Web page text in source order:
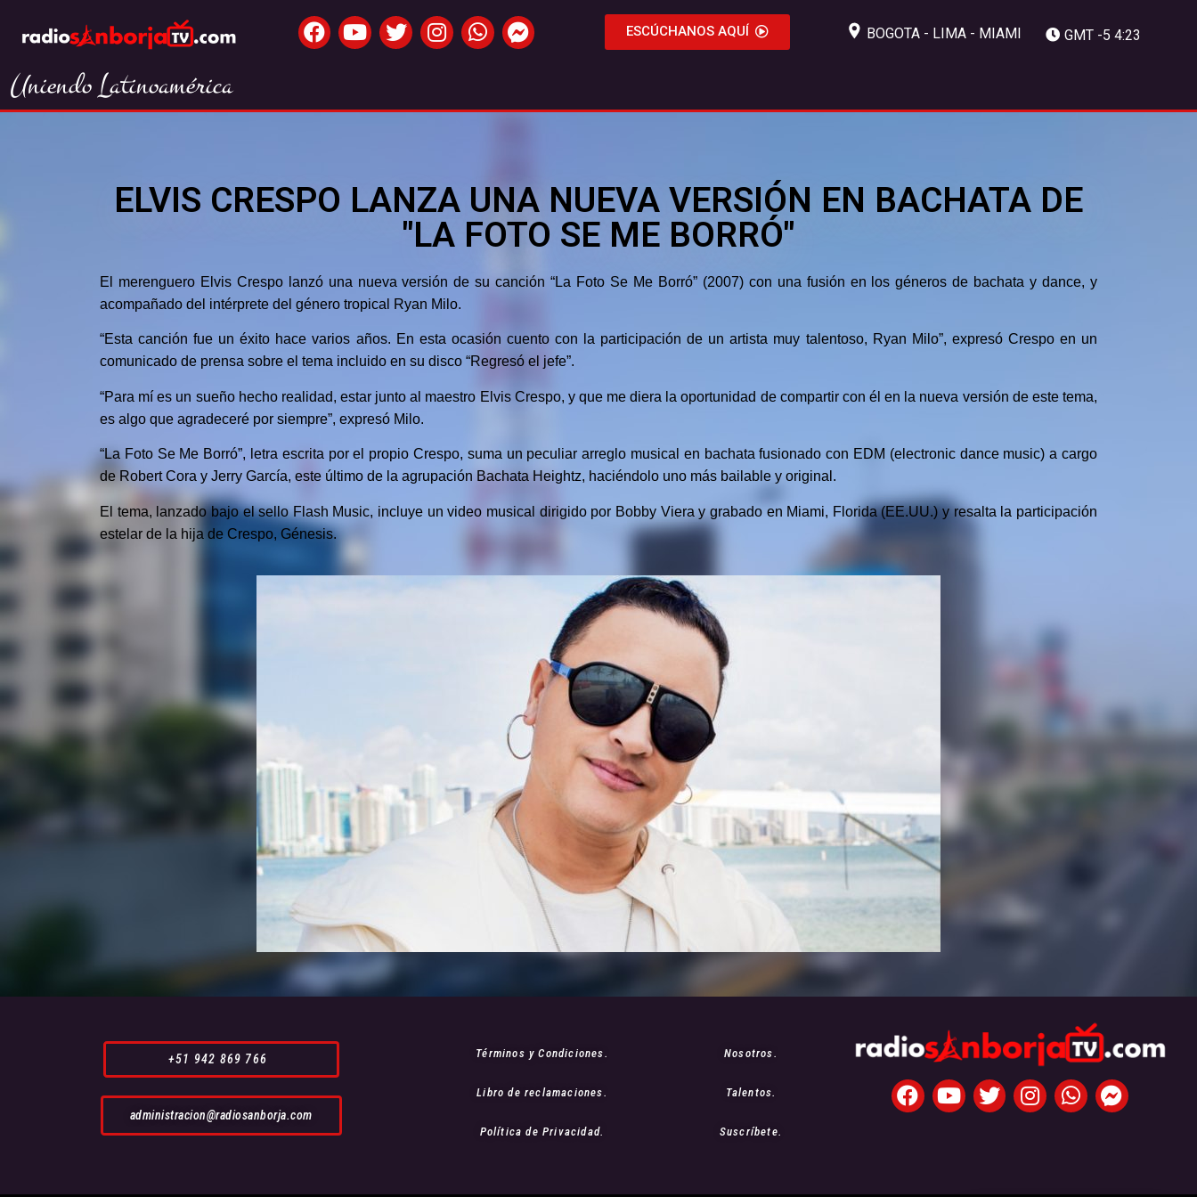
ESCÚCHANOS AQUÍ BOGOTA - LIMA - MIAMI GMT -5 4:23
Uniendo Latinoamérica
ELVIS CRESPO LANZA UNA NUEVA VERSIÓN EN BACHATA DE
"LA FOTO SE ME BORRÓ"
El merenguero Elvis Crespo lanzó una nueva versión de su canción “La Foto Se Me Borró” (2007) con una fusión en los géneros de bachata y dance, y
acompañado del intérprete del género tropical Ryan Milo.
“Esta canción fue un éxito hace varios años. En esta ocasión cuento con la participación de un artista muy talentoso, Ryan Milo”, expresó Crespo en un
comunicado de prensa sobre el tema incluido en su disco “Regresó el jefe”.
“Para mí es un sueño hecho realidad, estar junto al maestro Elvis Crespo, y que me diera la oportunidad de compartir con él en la nueva versión de este tema,
es algo que agradeceré por siempre”, expresó Milo.
“La Foto Se Me Borró”, letra escrita por el propio Crespo, suma un peculiar arreglo musical en bachata fusionado con EDM (electronic dance music) a cargo
de Robert Cora y Jerry García, este último de la agrupación Bachata Heightz, haciéndolo uno más bailable y original.
El tema, lanzado bajo el sello Flash Music, incluye un video musical dirigido por Bobby Viera y grabado en Miami, Florida (EE.UU.) y resalta la participación
estelar de la hija de Crespo, Génesis.
+51 942 869 766
administracion@radiosanborja.com
Términos y Condiciones.
Libro de reclamaciones.
Política de Privacidad.
Nosotros.
Talentos.
Suscríbete.